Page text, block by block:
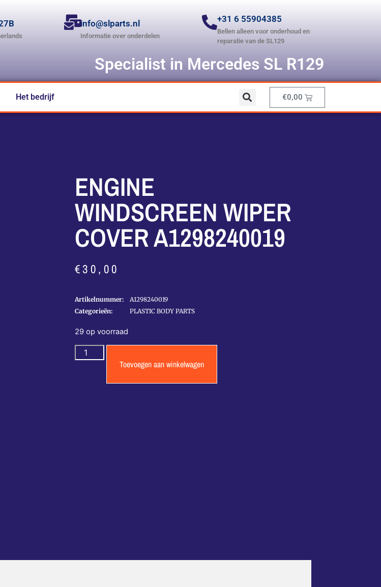
info@slparts.nl
Informatie over onderdelen
+31 6 55904385
Bellen alleen voor onderhoud en
reparatie van de SL129
Specialist in Mercedes SL R129
Het bedrijf €0,00
ENGINE
WINDSCREEN WIPER
COVER A1298240019
€30,00
Artikelnummer:
A1298240019
Categorieën:
PLASTIC BODY PARTS
29 op voorraad
Toevoegen aan winkelwagen